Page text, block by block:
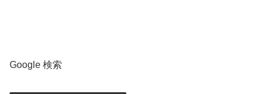
Google 検索